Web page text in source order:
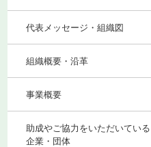
代表メッセージ・組織図
組織概要・沿革
事業概要
助成やご協力をいただいている
企業・団体